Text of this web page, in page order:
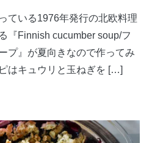
ている1976年発行の北欧料理
『Finnish cucumber soup/フ
プ』が夏向きなので作ってみ
はキュウリと玉ねぎを […]